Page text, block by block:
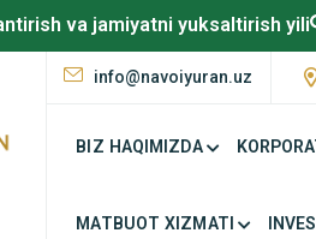
va jamiyatni yuksaltirish yili
info@navoiyuran.uz
BIZ HAQIMIZDA
MATBUOT XIZMATI